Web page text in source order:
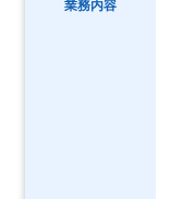
業務内容